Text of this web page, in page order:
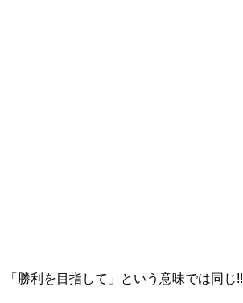
勝利を目指して」という意味では同じ!!